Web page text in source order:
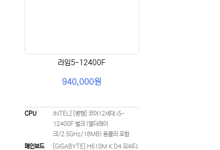
라임5-12400F
940,000원
CPU
INTEL] [병행] 코어12세대 i5-
12400F 벌크 (엘더레이
크/2.5GHz/18MB) 동쿨러 포함
메인보드
[GIGABYTE] H610M K D4 피씨디